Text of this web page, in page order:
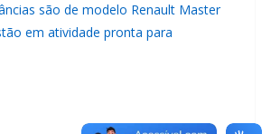
são de modelo Renault Master
em atividade pronta para